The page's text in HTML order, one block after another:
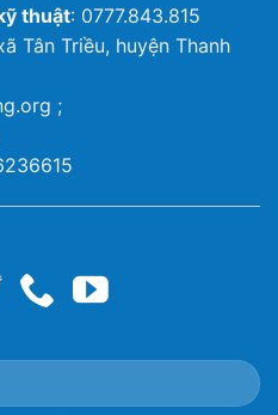
thuật: 0777.843.815
Tân Triều, huyện Thanh
;